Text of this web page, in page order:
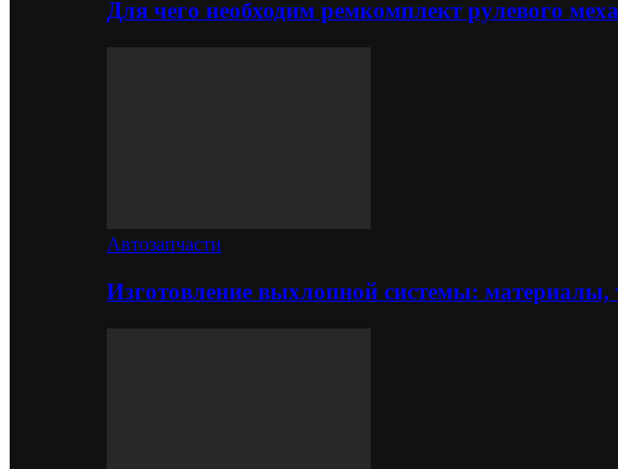
Для чего необходим ремкомплект рулевого
Автозапчасти
Изготовление выхлопной системы: материалы,